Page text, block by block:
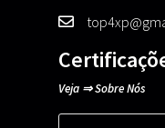
Veja ⇒Sobre Nós